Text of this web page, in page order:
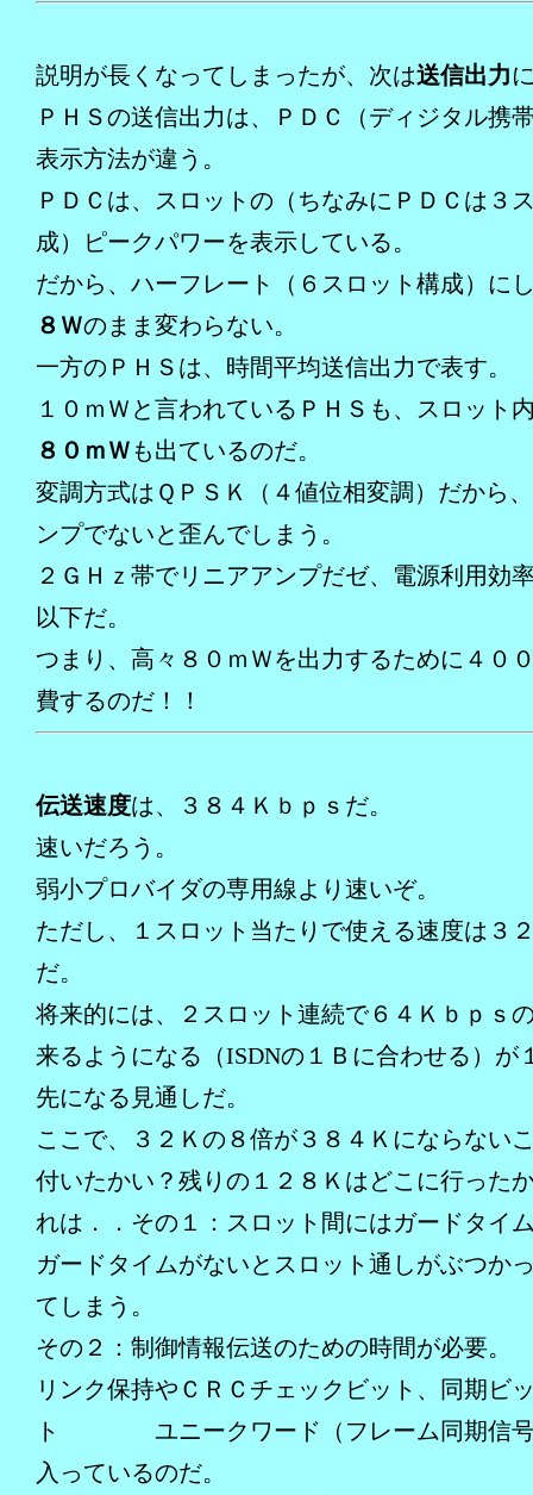
説明が長くなってしまったが、次は送信出力
ＰＨＳの送信出力は、ＰＤＣ（ディジタル携
表示方法が違う。
ＰＤＣは、スロットの（ちなみにＰＤＣは３
成）ピークパワーを表示している。
だから、ハーフレート（６スロット構成）に
８Ｗのまま変わらない。
一方のＰＨＳは、時間平均送信出力で表す。
１０ｍＷと言われているＰＨＳも、スロット
８０ｍＷも出ているのだ。
変調方式はＱＰＳＫ（４値位相変調）だから
ンプでないと歪んでしまう。
２ＧＨｚ帯でリニアアンプだゼ、電源利用効
以下だ。
つまり、高々８０ｍＷを出力するために４０
費するのだ！！
伝送速度は、３８４Ｋｂｐｓだ。
速いだろう。
弱小プロバイダの専用線より速いぞ。
ただし、１スロット当たりで使える速度は３
だ。
将来的には、２スロット連続で６４Ｋｂｐｓ
来るようになる（ISDNの１Ｂに合わせる）が
先になる見通しだ。
ここで、３２Ｋの８倍が３８４Ｋにならない
付いたかい？残りの１２８Ｋはどこに行った
れは．．その１：スロット間にはガードタイ
ガードタイムがないとスロット通しが
てしまう。
その２：制御情報伝送のための時間が必要。
リンク保持やＣＲＣチェックビット、同期ビ
ト ユニークワード（フレーム同期信号
入っているのだ。